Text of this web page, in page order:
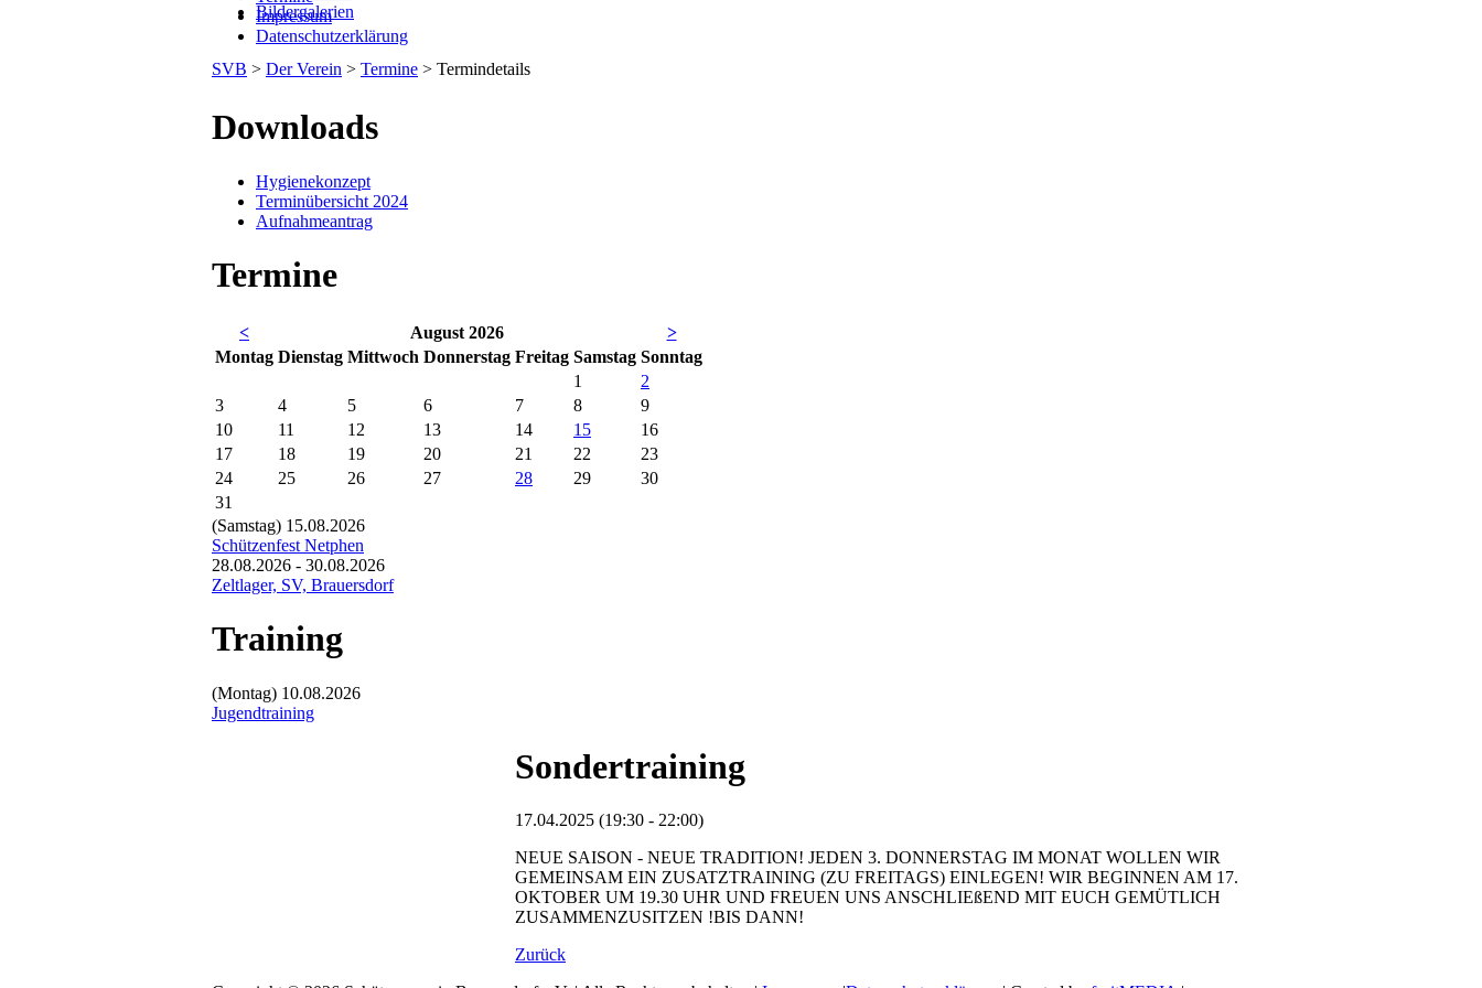
Bildergalerien
SVB > Der Verein > Termine > Termindetails
Impressum
Datenschutzerklärung
Downloads
Hygienekonzept
Terminübersicht 2024
Aufnahmeantrag
Termine
< August 2026
>
Montag Dienstag Mittwoch Donnerstag Freitag Samstag Sonntag
1
2
3
4 5 6 7 8
9
10
11 12 13 14 15
16
17
18 19 20 21 22
23
24
25 26 27 28 29
30
31
(Samstag) 15.08.2026
Schützenfest Netphen
28.08.2026 - 30.08.2026
Zeltlager, SV, Brauersdorf
Training
(Montag) 10.08.2026
Jugendtraining
Sondertraining
17.04.2025 (19:30 - 22:00)
NEUE SAISON - NEUE TRADITION! JEDEN 3. DONNERSTAG IM MONAT WOLLEN WIR
GEMEINSAM EIN ZUSATZTRAINING (ZU FREITAGS) EINLEGEN! WIR BEGINNEN AM 17.
OKTOBER UM 19.30 UHR UND FREUEN UNS ANSCHLIEßEND MIT EUCH GEMÜTLICH
ZUSAMMENZUSITZEN !BIS DANN!
Zurück